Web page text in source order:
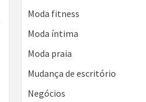
Moda fitness
Moda íntima
Moda praia
Mudança de escritório
Negócios